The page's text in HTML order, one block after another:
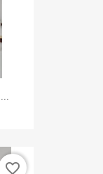
favorite_border